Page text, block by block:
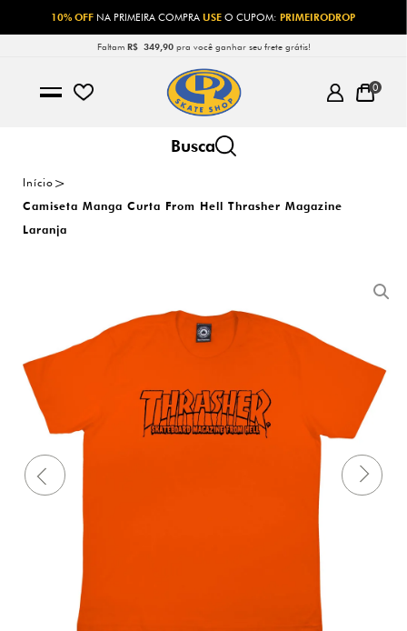
10% OFF NA PRIMEIRA COMPRAUSEO CUPOM:PRIMEIRODROP
Faltam R$ 349,90pra você ganhar seu frete grátis!
0
Início
Camiseta Manga Curta From Hell Thrasher Magazine
Laranja